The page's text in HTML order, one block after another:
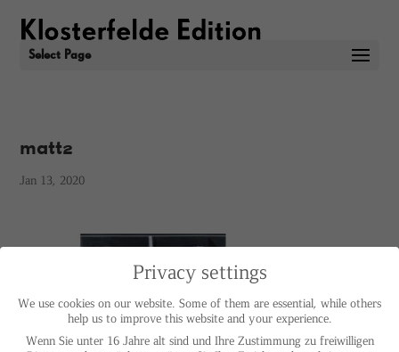
Select Page
matt2
Jan 13, 2020
Privacy settings
We use cookies on our website. Some of them are essential, while others
help us to improve this website and your experience.
Wenn Sie unter 16 Jahre alt sind und Ihre Zustimmung zu freiwilligen